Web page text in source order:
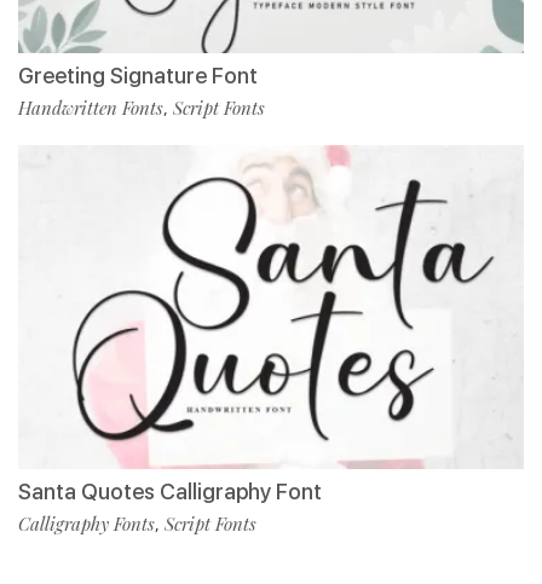
Greeting Signature Font
Handwritten Fonts, Script Fonts
Santa Quotes Calligraphy Font
Calligraphy Fonts, Script Fonts